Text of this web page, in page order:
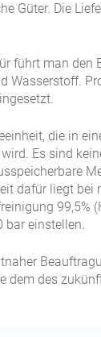
Güter. Die
führt man den
Wasserstoff.
die in
Es sind
dafür liegt bei
99,5%
bar einstellen.
dem des